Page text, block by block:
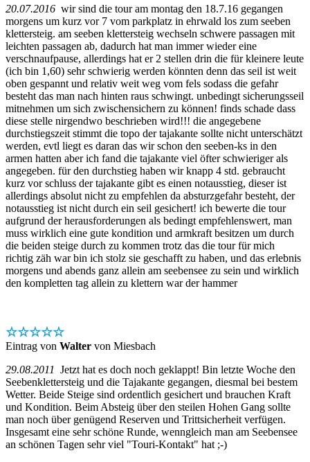
20.07.2016 wir sind die tour am montag den 18.7.16 gegangen
morgens um kurz vor 7 vom parkplatz in ehrwald los zum seeben
klettersteig. am seeben klettersteig wechseln schwere passagen mit
leichten passagen ab, dadurch hat man immer wieder eine
verschnaufpause, allerdings hat er 2 stellen drin die für kleinere leute
(ich bin 1,60) sehr schwierig werden könnten denn das seil ist weit
oben gespannt und relativ weit weg vom fels sodass die gefahr
besteht das man nach hinten raus schwingt. unbedingt sicherungsseil
mitnehmen um sich zwischensichern zu können! finds schade dass
diese stelle nirgendwo beschrieben wird!!! die angegebene
durchstiegszeit stimmt die topo der tajakante sollte nicht unterschätzt
werden, evtl liegt es daran das wir schon den seeben-ks in den
armen hatten aber ich fand die tajakante viel öfter schwieriger als
angegeben. für den durchstieg haben wir knapp 4 std. gebraucht
kurz vor schluss der tajakante gibt es einen notausstieg, dieser ist
allerdings absolut nicht zu empfehlen da absturzgefahr besteht, der
notausstieg ist nicht durch ein seil gesichert! ich bewerte die tour
aufgrund der herausforderungen als bedingt empfehlenswert, man
muss wirklich eine gute kondition und armkraft besitzen um durch
die beiden steige durch zu kommen trotz das die tour für mich
richtig zäh war bin ich stolz sie geschafft zu haben, und das erlebnis
morgens und abends ganz allein am seebensee zu sein und wirklich
den kompletten tag allein zu klettern war der hammer
☆☆☆☆☆
Eintrag von Walter von Miesbach
29.08.2011 Jetzt hat es doch noch geklappt! Bin letzte Woche den
Seebenklettersteig und die Tajakante gegangen, diesmal bei bestem
Wetter. Beide Steige sind ordentlich gesichert und brauchen Kraft
und Kondition. Beim Absteig über den steilen Hohen Gang sollte
man noch über genügend Reserven und Trittsicherheit verfügen.
Insgesamt eine sehr schöne Runde, wenngleich man am Seebensee
an schönen Tagen sehr viel "Touri-Kontakt" hat ;-)